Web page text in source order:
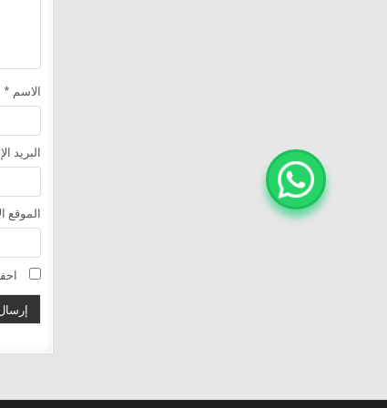
الاسم *
البريد
الموقع